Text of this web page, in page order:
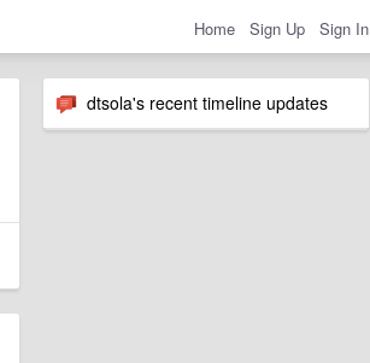
Home Sign Up Sign In
dtsola's recent timeline updates